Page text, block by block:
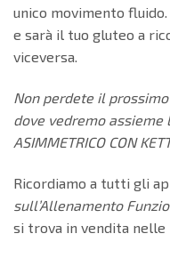
unico movimento
e sarà il tuo gluteo a
viceversa.
Non perdete il
dove vedremo assieme
ASIMMETRICO CON
Ricordiamo a tutti gli
sull’Allenamento
si trova in vendita